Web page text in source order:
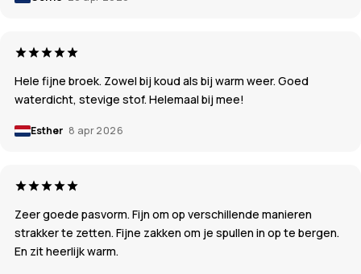
Hele fijne broek. Zowel bij koud als bij warm weer. Goed
waterdicht, stevige stof. Helemaal bij mee!
Esther 8 apr 2026
Zeer goede pasvorm. Fijn om op verschillende manieren
strakker te zetten. Fijne zakken om je spullen in op te bergen.
En zit heerlijk warm.